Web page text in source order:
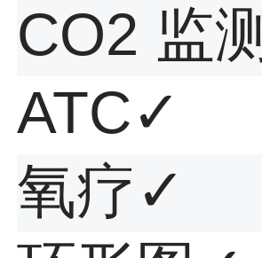
CO2 监测
ATC✓
氧疗 ✓